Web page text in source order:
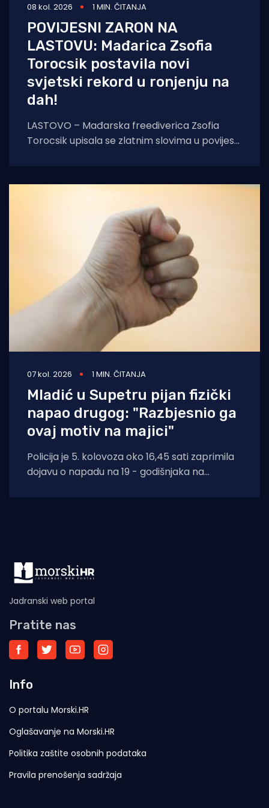
08 kol. 2026 1 MIN. ČITANJA
POVIJESNI ZARON NA
LASTOVU: Mađarica Zsofia
Torocsik postavila novi
svjetski rekord u ronjenju na
dah!
LASTOVO – Mađarska freediverica Zsofia
Torocsik upisala se zlatnim slovima u povijest
07 kol. 2026 1 MIN. ČITANJA
Mladić u Supetru pijan fizički
napao drugog: "Razbjesnio ga
ovaj motiv na majici"
Policija je 5. kolovoza oko 16,45 sati zaprimila
dojavu o napadu na 19 - godišnjaka na
Jadranski web portal
Pratite nas
Info
O portalu Morski.HR
Oglašavanje na Morski.HR
Politika zaštite osobnih podataka
Pravila prenošenja sadržaja